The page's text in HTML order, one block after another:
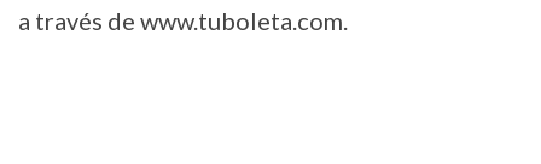
a través de www.tuboleta.com.